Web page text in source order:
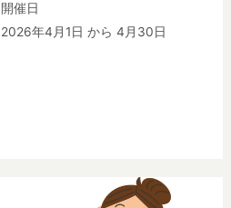
開催日
2026年4月1日 から 4月30日